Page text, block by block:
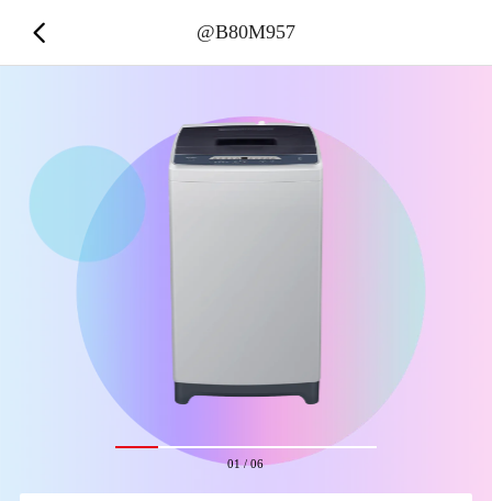
01/06
@B80M957